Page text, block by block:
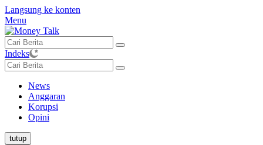
Langsung ke konten
Menu
Indeks
News
Anggaran
Korupsi
Opini
tutup